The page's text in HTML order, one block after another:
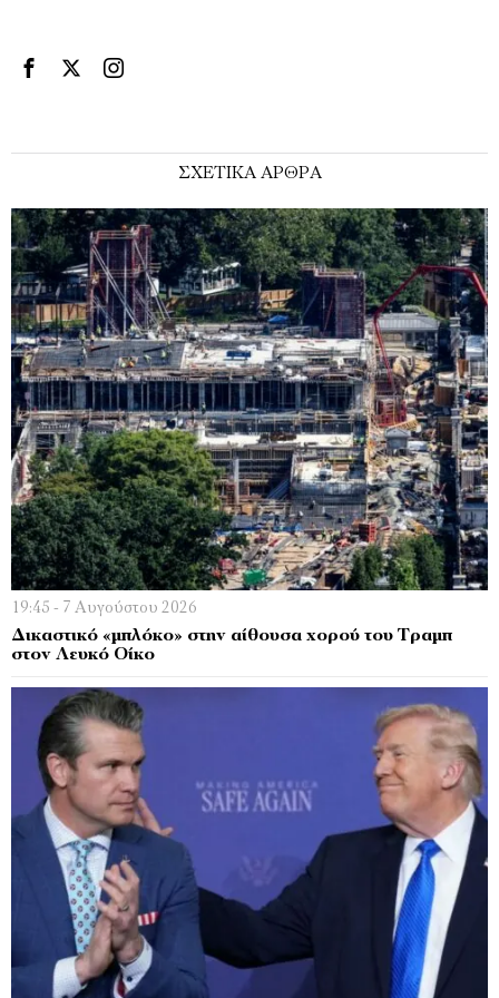
ΣΧΕΤΙΚΑ ΑΡΘΡΑ
19:45 - 7 Αυγούστου 2026
Δικαστικό «μπλόκο» στην αίθουσα χορού του Τραμπ
στον Λευκό Οίκο